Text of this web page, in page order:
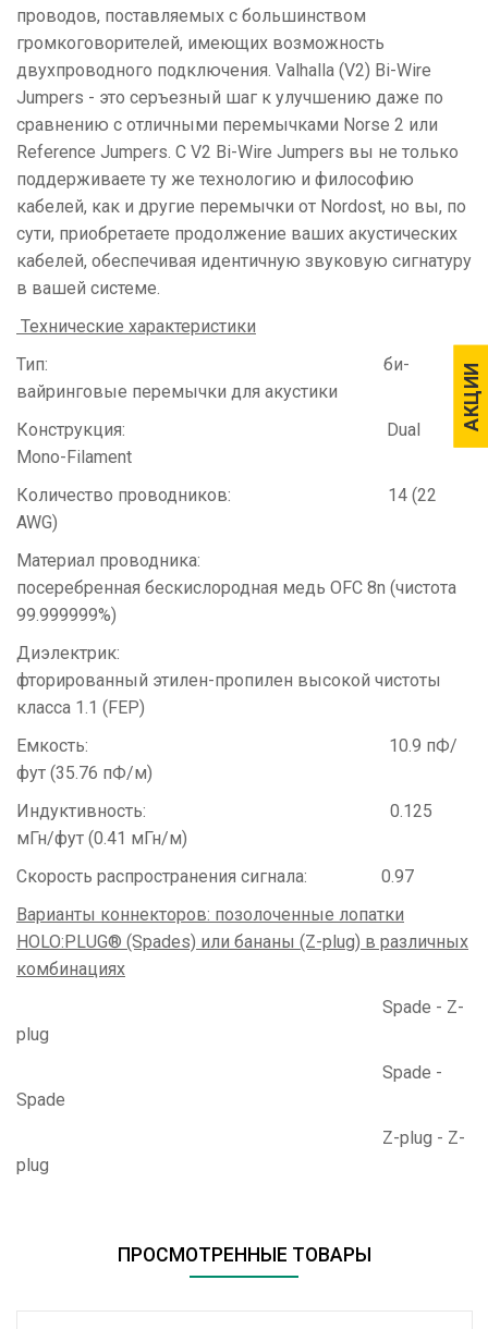
АКЦИИ
АКЦИИ
проводов, поставляемых с большинством
громкоговорителей, имеющих возможность
двухпроводного подключения. Valhalla (V2) Bi-Wire
Jumpers - это серъезный шаг к улучшению даже по
сравнению с отличными перемычками Norse 2 или
Reference Jumpers. С V2 Bi-Wire Jumpers вы не только
поддерживаете ту же технологию и философию
кабелей, как и другие перемычки от Nordost, но вы, по
сути, приобретаете продолжение ваших акустических
кабелей, обеспечивая идентичную звуковую сигнатуру
в вашей системе.
Технические характеристики
Тип: би-
вайринговые перемычки для акустики
Конструкция: Dual
Mono-Filament
Количество проводников: 14 (22
AWG)
Материал проводника:
посеребренная бескислородная медь ОFС 8n (чистота
99.999999%)
Диэлектрик:
фторированный этилен-пропилен высокой чистоты
класса 1.1 (FEP)
Емкость: 10.9 пФ/
фут (35.76 пФ/м)
Индуктивность: 0.125
мГн/фут (0.41 мГн/м)
Скорость распространения сигнала: 0.97
Варианты коннекторов: позолоченные лопатки
HOLO:PLUG® (Spades) или бананы (Z-plug) в различных
комбинациях
Spade - Z-
plug
Spade -
Spade
Z-plug - Z-
plug
ПРОСМОТРЕННЫЕ ТОВАРЫ